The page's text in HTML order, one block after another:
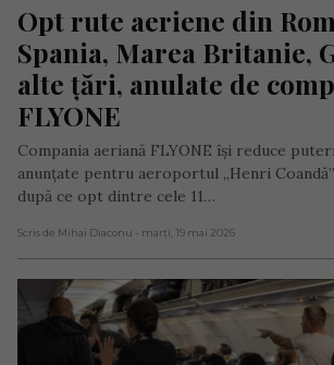
Opt rute aeriene din
Spania, Marea Britanie,
alte țări, anulate de
FLYONE
Compania aeriană FLYONE își reduce
anunțate pentru aeroportul „Henri
după ce opt dintre cele 11…
Scris de Mihai Diaconu - marți, 19 mai 2026